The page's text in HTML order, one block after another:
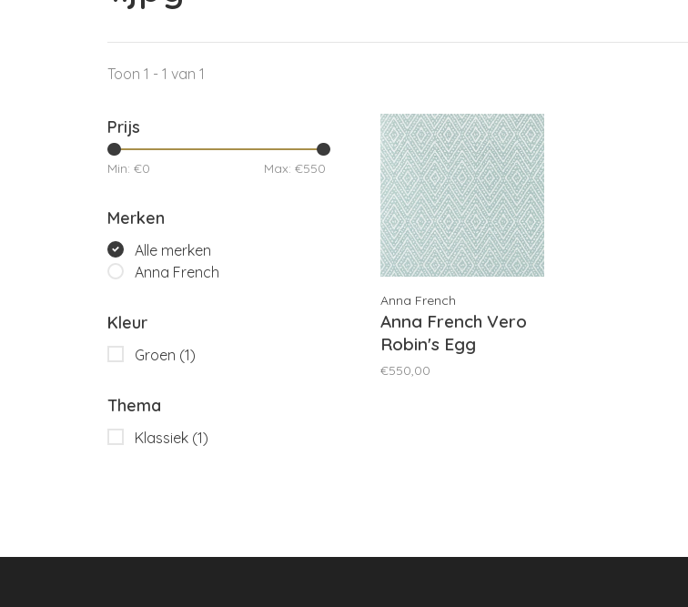
Toon 1 - 1 van 1
Prijs
Min: €0 Max: €550
Merken
Alle merken
Anna French
Kleur
Groen (1)
Thema
Klassiek (1)
Anna French
Anna French Vero
Robin's Egg
AT78764
€550,00